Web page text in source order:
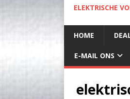
ELEKTRISCHE
HOME
E-MAIL ONS